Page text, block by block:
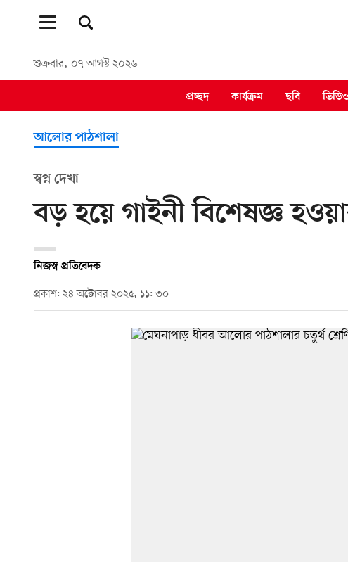
শুক্রবার, ০৭ আগস্ট ২০২৬
প্রচ্ছদ কার্যক্রম ছবি
আলোর পাঠশালা
স্বপ্ন দেখা
বড় হয়ে গাইনী বিশেষজ্ঞ
নিজস্ব প্রতিবেদক
প্রকাশ: ২৪ অক্টোবর ২০২৫, ১১: ৩০